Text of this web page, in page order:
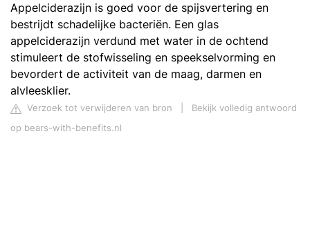
Appelciderazijn is goed voor de spijsvertering en
bestrijdt schadelijke bacteriën. Een glas
appelciderazijn verdund met water in de ochtend
stimuleert de stofwisseling en speekselvorming en
bevordert de activiteit van de maag, darmen en
alvleesklier.
Verzoek tot verwijderen van bron
Bekijk volledig antwoord
op bears-with-benefits.nl